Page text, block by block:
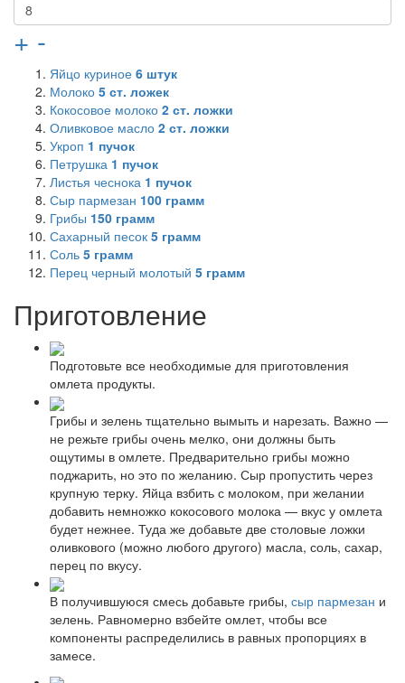
+ -
Яйцо куриное 6 штук
Молоко 5 ст. ложек
Кокосовое молоко 2 ст. ложки
Оливковое масло 2 ст. ложки
Укроп 1 пучок
Петрушка 1 пучок
Листья чеснока 1 пучок
Сыр пармезан 100 грамм
Грибы 150 грамм
Сахарный песок 5 грамм
Соль 5 грамм
Перец черный молотый 5 грамм
Приготовление
Подготовьте все необходимые для приготовления
омлета продукты.
Грибы и зелень тщательно вымыть и нарезать. Важно —
не режьте грибы очень мелко, они должны быть
ощутимы в омлете. Предварительно грибы можно
поджарить, но это по желанию. Сыр пропустить через
крупную терку. Яйца взбить с молоком, при желании
добавить немножко кокосового молока — вкус у омлета
будет нежнее. Туда же добавьте две столовые ложки
оливкового (можно любого другого) масла, соль, сахар,
перец по вкусу.
В получившуюся смесь добавьте грибы, сыр пармезан и
зелень. Равномерно взбейте омлет, чтобы все
компоненты распределились в равных пропорциях в
замесе.